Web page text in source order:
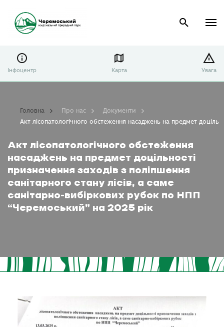
Інфоцентр Карта Увага
Акт лісопатологічного обстеження
насаджень на предмет доцільності
призначення заходів з поліпшення
санітарного стану лісів, а саме
санітарно-вибіркових рубок по НПП
“Черемоський” на 2025 рік
Головна Про нас
Документи
Акт лісопатологічного обстеження насаджень на предмет